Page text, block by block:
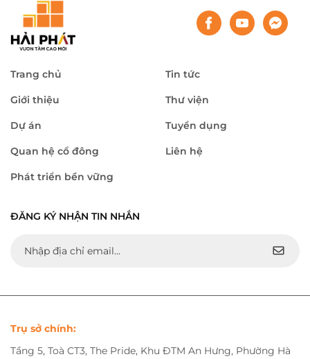
Trang chủ
Giới thiệu
Dự án
Quan hệ cổ đông
Phát triển bền vững
Tin tức
Thư viện
Tuyển dụng
Liên hệ
ĐĂNG KÝ NHẬN TIN NHẮN
Trụ sở chính:
Tầng 5, Toà CT3, The Pride, Khu ĐTM An Hưng, Phường Hà